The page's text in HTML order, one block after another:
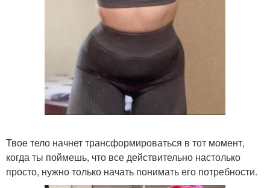
Твое тело начнет трансформироваться в тот момент,
когда ты поймешь, что все действительно настолько
просто, нужно только начать понимать его потребности.